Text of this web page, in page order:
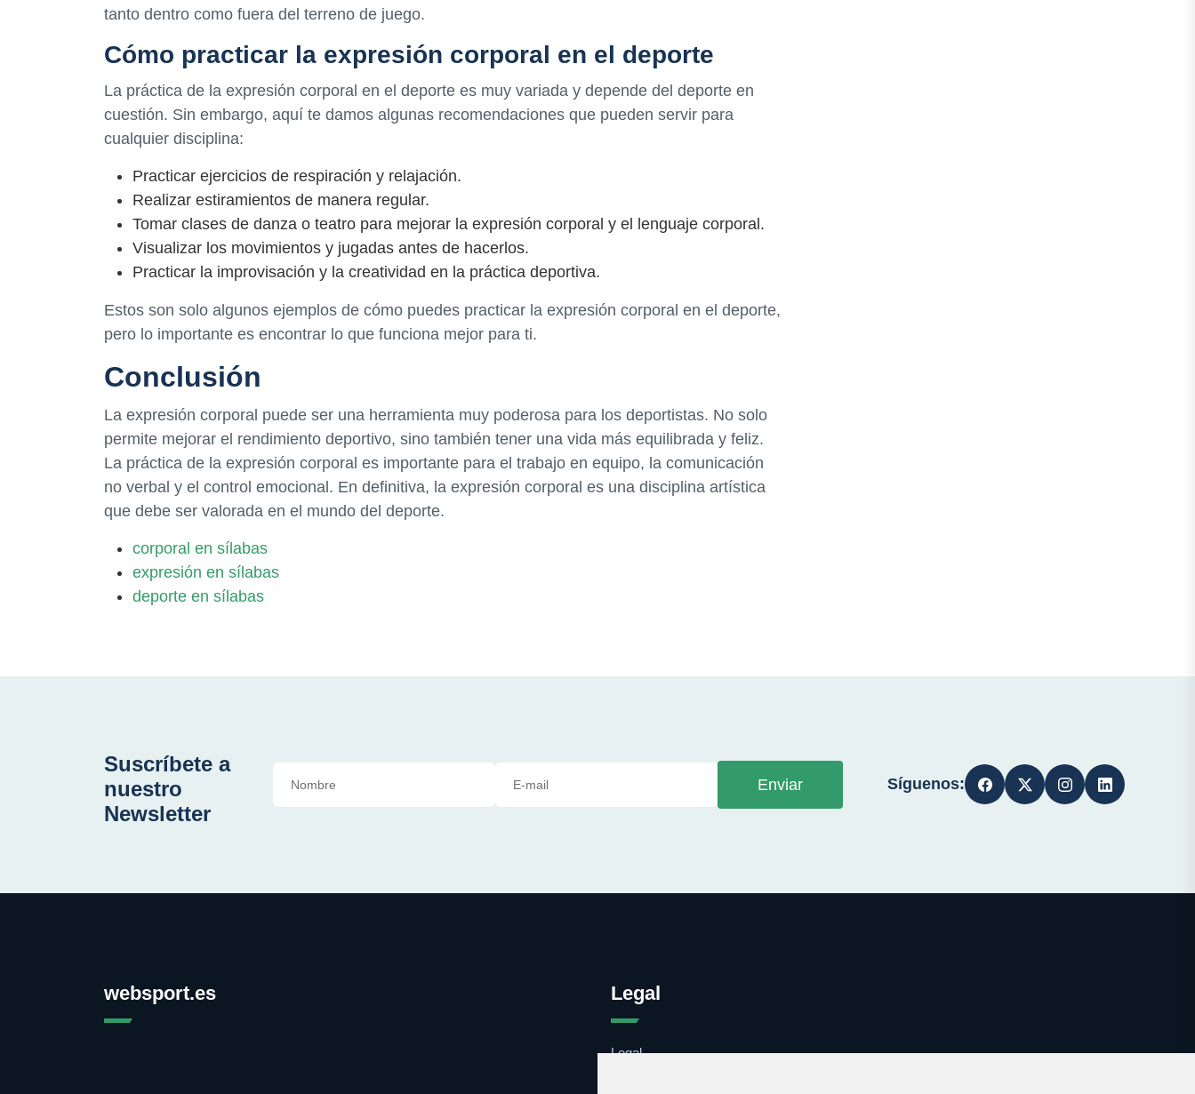
tanto dentro como fuera del terreno de juego.
Cómo practicar la expresión corporal en el deporte
La práctica de la expresión corporal en el deporte es muy variada y depende del deporte en
cuestión. Sin embargo, aquí te damos algunas recomendaciones que pueden servir para
cualquier disciplina:
Practicar ejercicios de respiración y relajación.
Realizar estiramientos de manera regular.
Tomar clases de danza o teatro para mejorar la expresión corporal y el lenguaje corporal.
Visualizar los movimientos y jugadas antes de hacerlos.
Practicar la improvisación y la creatividad en la práctica deportiva.
Estos son solo algunos ejemplos de cómo puedes practicar la expresión corporal en el deporte,
pero lo importante es encontrar lo que funciona mejor para ti.
Conclusión
La expresión corporal puede ser una herramienta muy poderosa para los deportistas. No solo
permite mejorar el rendimiento deportivo, sino también tener una vida más equilibrada y feliz.
La práctica de la expresión corporal es importante para el trabajo en equipo, la comunicación
no verbal y el control emocional. En definitiva, la expresión corporal es una disciplina artística
que debe ser valorada en el mundo del deporte.
corporal en sílabas
expresión en sílabas
deporte en sílabas
Suscríbete a
nuestro
Newsletter
Enviar Síguenos:
websport.es Legal
Legal